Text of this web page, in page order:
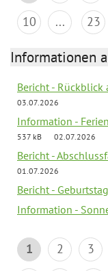
10
... 23
Informationen
Bericht -
03.07.2026
Information -
537 kB
02.07.2026
Bericht -
01.07.2026
Bericht -
Information -
1 2 3